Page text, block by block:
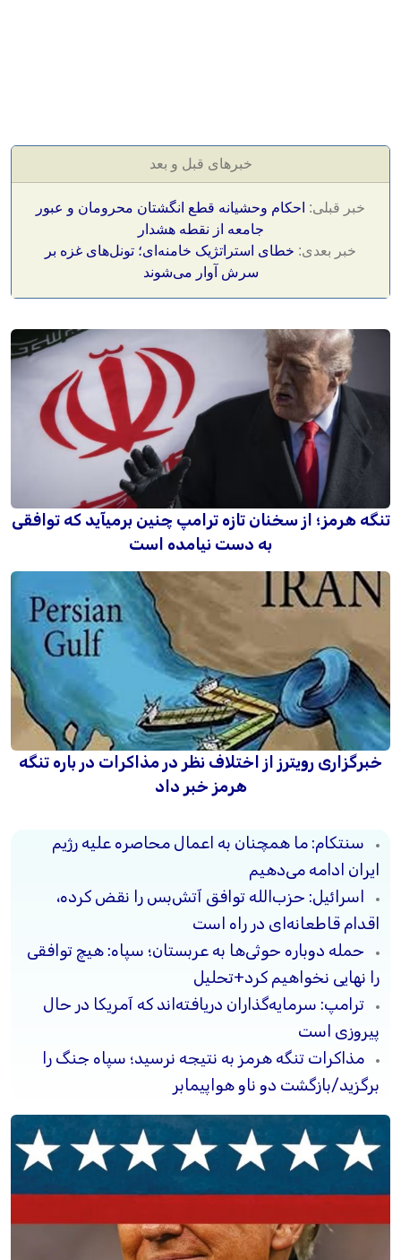
خبرهای قبل و بعد
خبر قبلی: احکام وحشیانه قطع انگشتان محرومان و عبور
جامعه از نقطه هشدار
خبر بعدی: خطای استراتژیک خامنه‌ای؛ تونل‌های غزه بر
سرش آوار می‌شوند
تنگه هرمز؛ از سخنان تازه ترامپ چنین برمیآید که توافقی
به دست نیامده است
خبرگزاری رویترز از اختلاف نظر در مذاکرات در باره تنگه
هرمز خبر داد
سنتکام: ما همچنان به اعمال محاصره علیه رژیم
ایران ادامه می‌دهیم
اسرائیل: حزب‌الله توافق آتش‌بس را نقض کرده،
اقدام قاطعانه‌ای در راه است
حمله دوباره حوثی‌ها به عربستان؛ سپاه: هیچ توافقی
را نهایی نخواهیم کرد+تحلیل
ترامپ: سرمایه‌گذاران دریافته‌اند که آمریکا در حال
پیروزی است
مذاکرات تنگه هرمز به نتیجه نرسید؛ سپاه جنگ را
برگزید/بازگشت دو ناو هواپیمابر